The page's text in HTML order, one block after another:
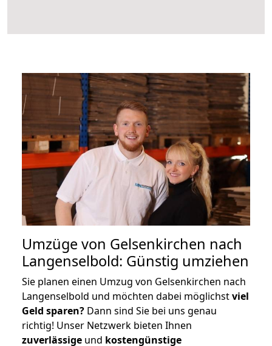
Umzüge von Gelsenkirchen nach
Langenselbold: Günstig umziehen
Sie planen einen Umzug von Gelsenkirchen nach
Langenselbold und möchten dabei möglichstviel
Geld sparen? Dann sind Sie bei uns genau
richtig! Unser Netzwerk bieten Ihnen
zuverlässige und kostengünstige